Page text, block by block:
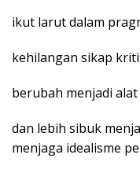
ikut larut dalam
kehilangan sikap
berubah menjadi
dan lebih sibuk
menjaga idealisme